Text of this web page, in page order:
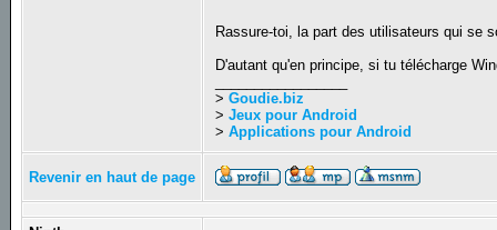
Rassure-toi, la part des utilisateurs qui se
D'autant qu'en principe, si tu télécharge
>Goudie.biz
>Jeux pour Android
>Applications pour Android
Revenir en haut de page